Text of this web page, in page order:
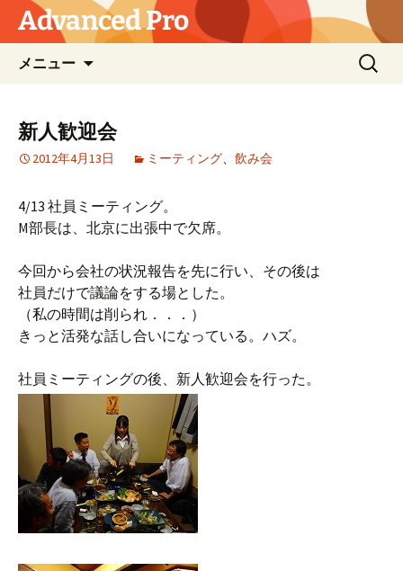
Advanced Pro
メニュー
検
索:
新人歓迎会
2012年4月13日 ミーティング、 飲み会
4/13 社員ミーティング。
M部長は、北京に出張中で欠席。
今回から会社の状況報告を先に行い、その後は
社員だけで議論をする場とした。
（私の時間は削られ．．．）
きっと活発な話し合いになっている。ハズ。
社員ミーティングの後、新人歓迎会を行った。